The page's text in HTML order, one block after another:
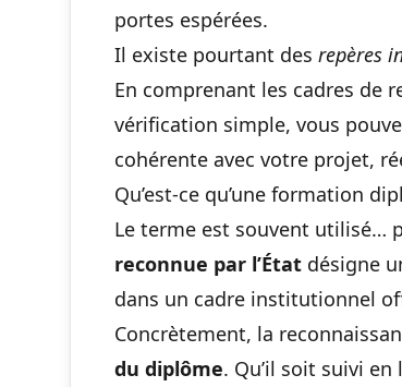
portes espérées.
Il existe pourtant des repères
En comprenant les cadres de
vérification simple, vous
cohérente avec votre projet,
Qu’est-ce qu’une formation
Le terme est souvent utilisé…
reconnue par l’État désigne
dans un cadre institutionnel
Concrètement, la
du diplôme. Qu’il soit suivi